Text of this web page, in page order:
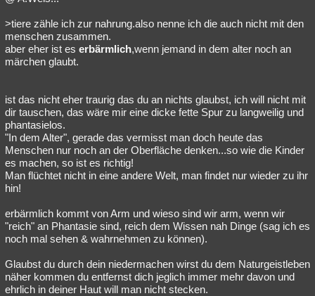
>tiere zähle ich zur nahrung.also nenne ich die auch nicht mit den
menschen zusammen.
aber eher ist es erbärmlich,wenn jemand in dem alter noch an
märchen glaubt.
ist das nicht eher traurig das du an nichts glaubst, ich will nicht mit
dir tauschen, das wäre mir eine dicke fette Spur zu langweilig und
phantasielos.
"In dem Alter", gerade das vermisst man doch heute das
Menschen nur noch an der Oberfläche denken...so wie die Kinder
es machen, so ist es richtig!
Man flüchtet nicht in eine andere Welt, man findet nur wieder zu ihr
hin!
erbärmlich kommt von Arm und wieso sind wir arm, wenn wir
"reich" an Phantasie sind, reich dem Wissen nah Dinge (sag ich es
noch mal sehen & wahrnehmen zu können).
Glaubst du durch dein niedermachen wirst du dem Naturgeistleben
näher kommen du entfernst dich jeglich immer mehr davon und
ehrlich in deiner Haut will man nicht stecken.